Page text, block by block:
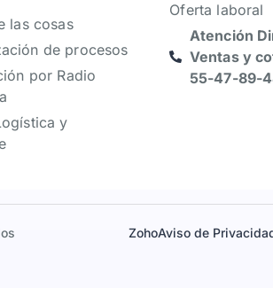
las cosas
de procesos
por Radio
y
Oferta laboral
Atención
Ventas y
55-47-89-
ZohoAviso de